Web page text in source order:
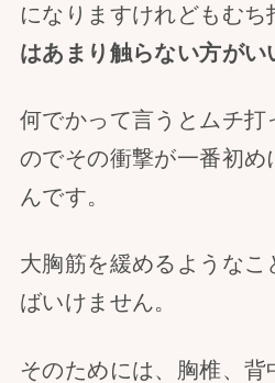
になりますけれどもむち
はあまり触らない方がい
何でかって言うとムチ打
のでその衝撃が一番初め
んです。
大胸筋を緩めるような
ばいけません。
そのためには、胸椎、